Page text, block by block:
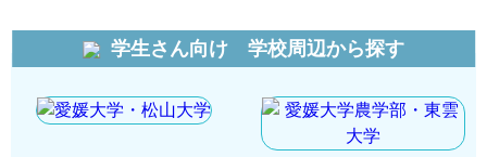
学生さん向け 学校周辺から探す